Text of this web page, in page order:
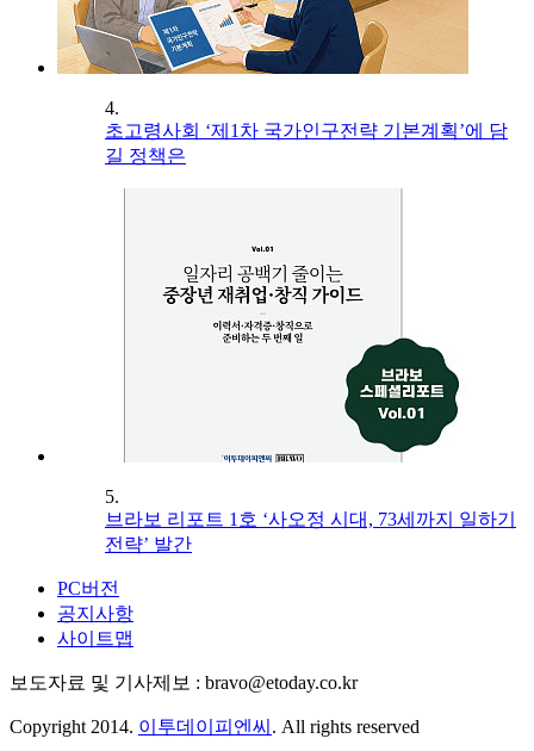
4.
초고령사회 ‘제1차 국가인구전략 기본계획’에 담
길 정책은
5.
브라보 리포트 1호 ‘사오정 시대, 73세까지 일하기
전략’ 발간
PC버전
공지사항
사이트맵
보도자료 및 기사제보 : bravo@etoday.co.kr
Copyright 2014. 이투데이피엔씨 . All rights reserved